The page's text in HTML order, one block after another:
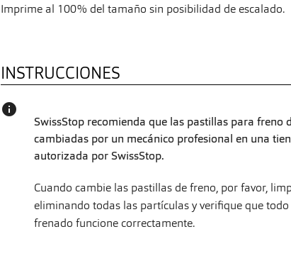
Imprime al 100% del tamaño sin posibilidad de escalado.
INSTRUCCIONES
info
SwissStop recomienda que las pastillas para freno
cambiadas por un mecánico profesional en una
autorizada por SwissStop.
Cuando cambie las pastillas de freno, por favor,
eliminando todas las partículas y verifique que
frenado funcione correctamente.